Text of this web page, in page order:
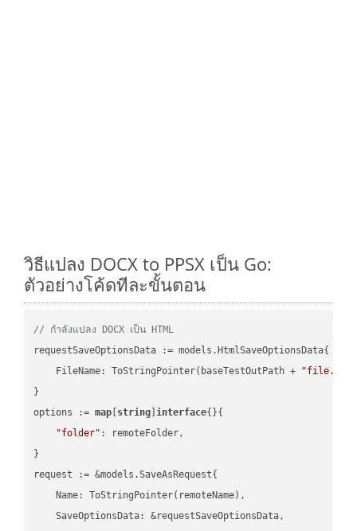
วิธีแปลง DOCX to PPSX เป็น Go:
ตัวอย่างโค้ดทีละขั้นตอน
// กำลังแปลง DOCX เป็น HTML
requestSaveOptionsData := models.HtmlSaveOptionsData{
    FileName: ToStringPointer(baseTestOutPath +
}
options := map string ]interface{}{
"folder" : remoteFolder,
}
request := &models.SaveAsRequest{
    Name: ToStringPointer(remoteName),
    SaveOptionsData: &requestSaveOptionsData,